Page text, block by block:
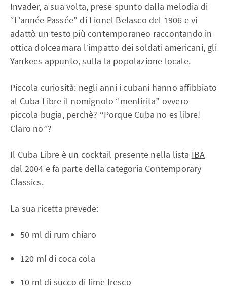
Invader, a sua volta, prese spunto dalla melodia di
“L’année Passée” di Lionel Belasco del 1906 e vi
adattò un testo più contemporaneo raccontando in
ottica dolceamara l’impatto dei soldati americani, gli
Yankees appunto, sulla la popolazione locale.
Piccola curiosità: negli anni i cubani hanno affibbiato
al Cuba Libre il nomignolo “mentirita” ovvero
piccola bugia, perchè? “Porque Cuba no es libre!
Claro no”?
Il Cuba Libre è un cocktail presente nella lista IBA
dal 2004 e fa parte della categoria Contemporary
Classics.
La sua ricetta prevede:
50 ml di rum chiaro
120 ml di coca cola
10 ml di succo di lime fresco